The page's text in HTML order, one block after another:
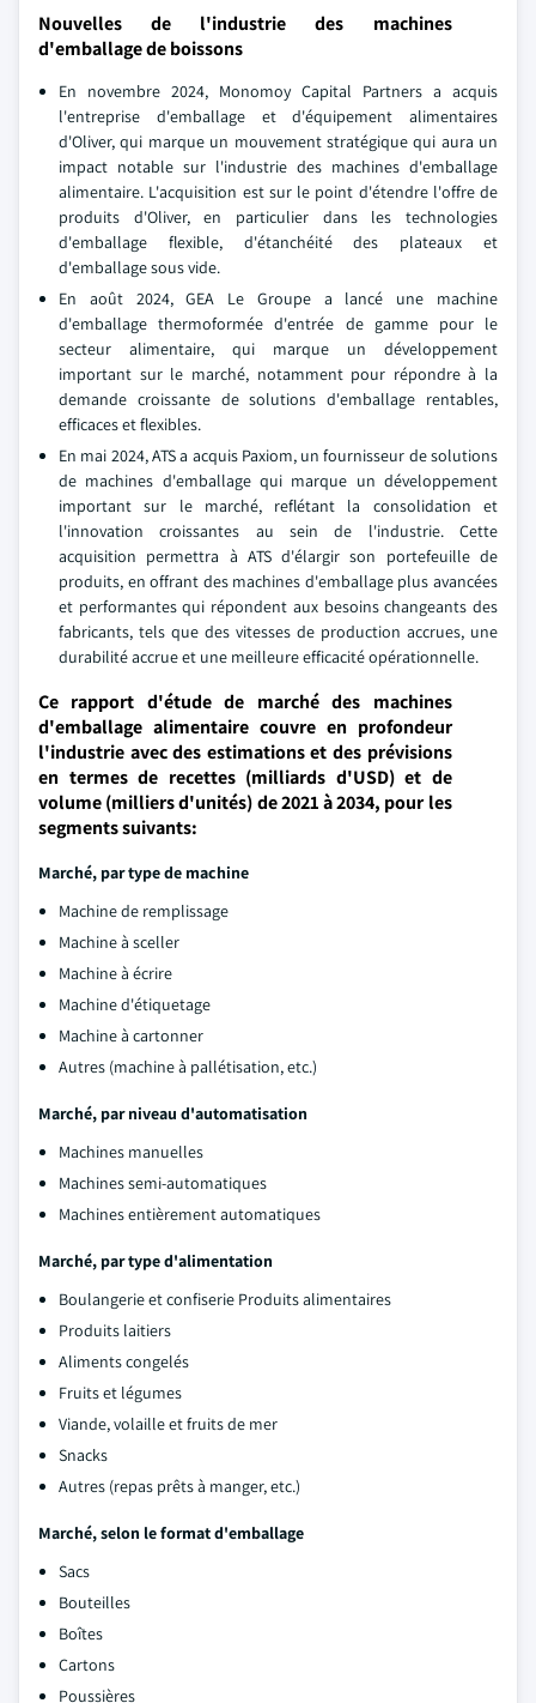
Nouvelles de l'industrie des machines
d'emballage de boissons
En novembre 2024, Monomoy Capital Partners a acquis
l'entreprise d'emballage et d'équipement alimentaires
d'Oliver, qui marque un mouvement stratégique qui aura un
impact notable sur l'industrie des machines d'emballage
alimentaire. L'acquisition est sur le point d'étendre l'offre de
produits d'Oliver, en particulier dans les technologies
d'emballage flexible, d'étanchéité des plateaux et
d'emballage sous vide.
En août 2024, GEA Le Groupe a lancé une machine
d'emballage thermoformée d'entrée de gamme pour le
secteur alimentaire, qui marque un développement
important sur le marché, notamment pour répondre à la
demande croissante de solutions d'emballage rentables,
efficaces et flexibles.
En mai 2024, ATS a acquis Paxiom, un fournisseur de solutions
de machines d'emballage qui marque un développement
important sur le marché, reflétant la consolidation et
l'innovation croissantes au sein de l'industrie. Cette
acquisition permettra à ATS d'élargir son portefeuille de
produits, en offrant des machines d'emballage plus avancées
et performantes qui répondent aux besoins changeants des
fabricants, tels que des vitesses de production accrues, une
durabilité accrue et une meilleure efficacité opérationnelle.
Ce rapport d'étude de marché des machines
d'emballage alimentaire couvre en profondeur
l'industrie avec des estimations et des prévisions
en termes de recettes (milliards d'USD) et de
volume (milliers d'unités) de 2021 à 2034, pour les
segments suivants:
Marché, par type de machine
Machine de remplissage
Machine à sceller
Machine à écrire
Machine d'étiquetage
Machine à cartonner
Autres (machine à pallétisation, etc.)
Marché, par niveau d'automatisation
Machines manuelles
Machines semi-automatiques
Machines entièrement automatiques
Marché, par type d'alimentation
Boulangerie et confiserie Produits alimentaires
Produits laitiers
Aliments congelés
Fruits et légumes
Viande, volaille et fruits de mer
Snacks
Autres (repas prêts à manger, etc.)
Marché, selon le format d'emballage
Sacs
Bouteilles
Boîtes
Cartons
Poussières